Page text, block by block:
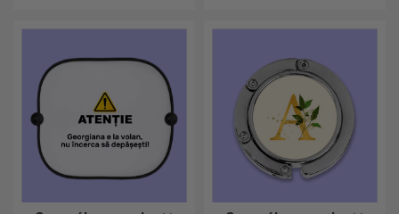
Modern dizájn, élénk színek
és prémium minőség –
tökéletesek ahhoz, hogy
személyiséget adjanak
otthonának, irodájának vagy
stúdiójának.